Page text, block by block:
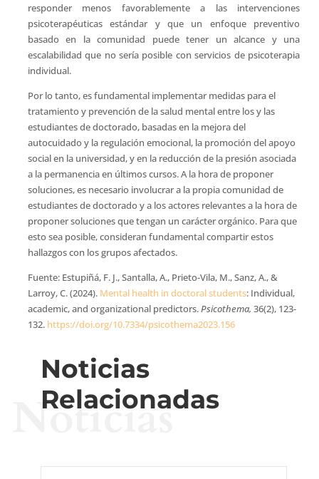
responder menos favorablemente a las intervenciones
psicoterapéuticas estándar y que un enfoque preventivo
basado en la comunidad puede tener un alcance y una
escalabilidad que no sería posible con servicios de psicoterapia
individual.
Por lo tanto, es fundamental implementar medidas para el
tratamiento y prevención de la salud mental entre los y las
estudiantes de doctorado, basadas en la mejora del
autocuidado y la regulación emocional, la promoción del apoyo
social en la universidad, y en la reducción de la presión asociada
a la permanencia en últimos cursos. A la hora de proponer
soluciones, es necesario involucrar a la propia comunidad de
estudiantes de doctorado y a los actores relevantes a la hora de
proponer soluciones que tengan un carácter orgánico. Para que
esto sea posible, consideran fundamental compartir estos
hallazgos con los grupos afectados.
Fuente: Estupiñá, F. J., Santalla, A., Prieto-Vila, M., Sanz, A., &
Larroy, C. (2024). Mental health in doctoral students: Individual,
academic, and organizational predictors.Psicothema, 36(2), 123-
132. https://doi.org/10.7334/psicothema2023.156
Noticias
Relacionadas
Noticias